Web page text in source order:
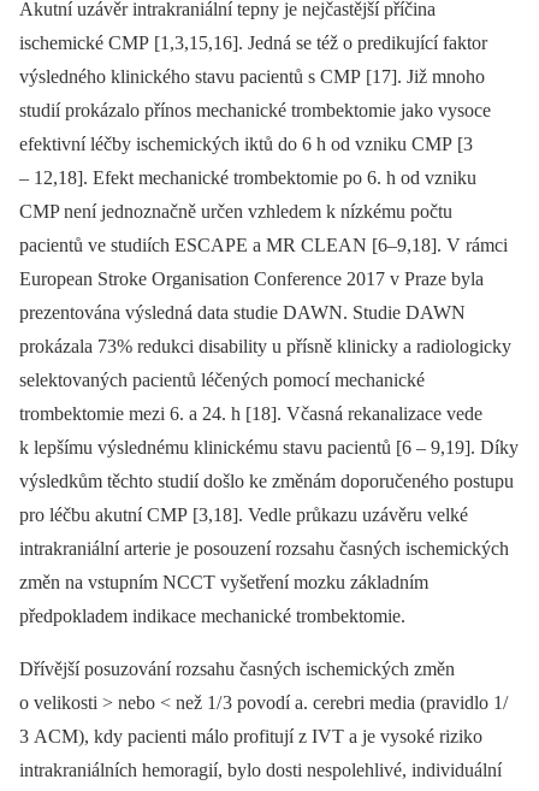
Akutní uzávěr intrakraniální tepny je nejčastější příčina
ischemické CMP [1,3,15,16]. Jedná se též o predikující faktor
výsledného klinického stavu pacientů s CMP [17]. Již mnoho
studií prokázalo přínos mechanické trombektomie jako vysoce
efektivní léčby ischemických iktů do 6 h od vzniku CMP [3
–⁠ 12,18]. Efekt mechanické trombektomie po 6. h od vzniku
CMP není jednoznačně určen vzhledem k nízkému počtu
pacientů ve studiích ESCAPE a MR CLEAN [6–9,18]. V rámci
European Stroke Organisation Conference 2017 v Praze byla
prezentována výsledná data studie DAWN. Studie DAWN
prokázala 73% redukci disability u přísně klinicky a radiologicky
selektovaných pacientů léčených pomocí mechanické
trombektomie mezi 6. a 24. h [18]. Včasná rekanalizace vede
k lepšímu výslednému klinickému stavu pacientů [6 –⁠ 9,19]. Díky
výsledkům těchto studií došlo ke změnám doporučeného postupu
pro léčbu akutní CMP [3,18]. Vedle průkazu uzávěru velké
intrakraniální arterie je posouzení rozsahu časných ischemických
změn na vstupním NCCT vyšetření mozku základním
předpokladem indikace mechanické trombektomie.
Dřívější posuzování rozsahu časných ischemických změn
o velikosti > nebo < než 1/ 3 povodí a. cerebri media (pravidlo 1/
3 ACM), kdy pacienti málo profitují z IVT a je vysoké riziko
intrakraniálních hemoragií, bylo dosti nespolehlivé, individuální